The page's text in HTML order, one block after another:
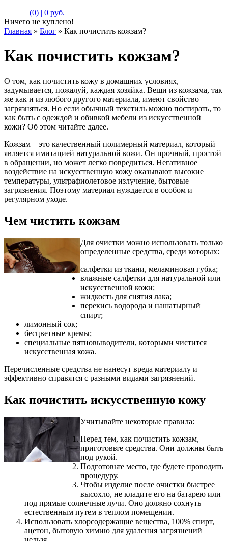
(0) | 0 руб.
Ничего не куплено!
Главная » Блог » Как почистить кожзам?
Как почистить кожзам?
О том, как почистить кожу в домашних условиях,
задумывается, пожалуй, каждая хозяйка. Вещи из кожзама, так
же как и из любого другого материала, имеют свойство
загрязняться. Но если обычный текстиль можно постирать, то
как быть с одеждой и обивкой мебели из искусственной
кожи? Об этом читайте далее.
Кожзам – это качественный полимерный материал, который
является имитацией натуральной кожи. Он прочный, простой
в обращении, но может легко повредиться. Негативное
воздействие на искусственную кожу оказывают высокие
температуры, ультрафиолетовое излучение, бытовые
загрязнения. Поэтому материал нуждается в особом и
регулярном уходе.
Чем чистить кожзам
Для очистки можно использовать только
определенные средства, среди которых:
салфетки из ткани, меламиновая губка;
влажные салфетки для натуральной или
искусственной кожи;
жидкость для снятия лака;
перекись водорода и нашатырный
спирт;
лимонный сок;
бесцветные кремы;
специальные пятновыводители, которыми чистится
искусственная кожа.
Перечисленные средства не нанесут вреда материалу и
эффективно справятся с разными видами загрязнений.
Как почистить искусственную кожу
​Учитывайте некоторые правила:
Перед тем, как почистить кожзам,
приготовьте средства. Они должны быть
под рукой.
Подготовьте место, где будете проводить
процедуру.
Чтобы изделие после очистки быстрее
высохло, не кладите его на батарею или
под прямые солнечные лучи. Оно должно сохнуть
естественным путем в теплом помещении.
Использовать хлорсодержащие вещества, 100% спирт,
ацетон, бытовую химию для удаления загрязнений